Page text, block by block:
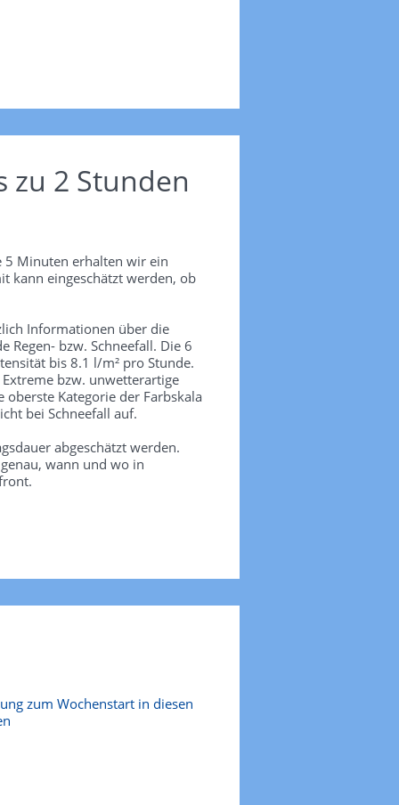
zu 2 Stunden
5 Minuten erhalten wir ein
kann eingeschätzt werden, ob
Informationen über die
Regen- bzw. Schneefall. Die 6
bis 8.1 l/m² pro Stunde.
bzw. unwetterartige
Kategorie der Farbskala
bei Schneefall auf.
abgeschätzt werden.
wann und wo in
zum Wochenstart in diesen